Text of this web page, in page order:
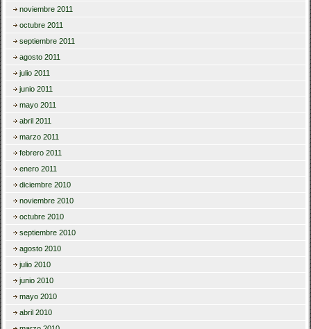
noviembre 2011
octubre 2011
septiembre 2011
agosto 2011
julio 2011
junio 2011
mayo 2011
abril 2011
marzo 2011
febrero 2011
enero 2011
diciembre 2010
noviembre 2010
octubre 2010
septiembre 2010
agosto 2010
julio 2010
junio 2010
mayo 2010
abril 2010